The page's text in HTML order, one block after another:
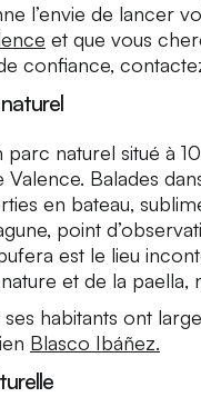
l’envie de lancer
et que vous
confiance,
parc naturel situé à
Valence. Balades
en bateau,
point
est le lieu
et de la paella,
ses habitants ont
Blasco Ibáñez.